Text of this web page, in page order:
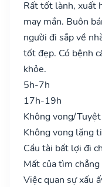
Rất tốt lành, xuất
may mắn. Buôn
người đi sắp về
tốt đẹp. Có bệnh
khỏe.
5h-7h
17h-19h
Không vong/
Không vong lặng
Cầu tài bất lợi đi
Mất của tìm
Việc quan sự xấu